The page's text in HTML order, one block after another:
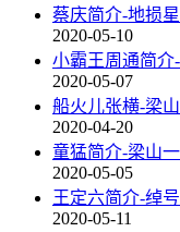
蔡庆简介-地损
2020-05-10
小霸王周通简
2020-05-07
船火儿张横-梁
2020-04-20
童猛简介-梁山
2020-05-05
王定六简介-绰
2020-05-11